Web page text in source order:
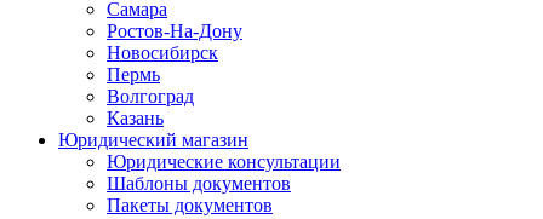
Самара
Ростов-На-Дону
Новосибирск
Пермь
Волгоград
Казань
Юридический магазин
Юридические консультации
Шаблоны документов
Пакеты документов